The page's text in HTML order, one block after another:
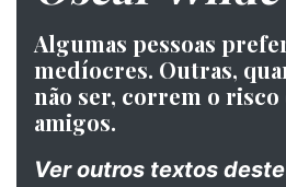
Algumas pessoas
medíocres. Outras,
não ser, correm o
amigos.
Ver outros textos